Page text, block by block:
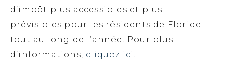
d’impôt plus accessibles et plus
prévisibles pour les résidents de Floride
tout au long de l’année. Pour plus
d’informations, cliquez ici.